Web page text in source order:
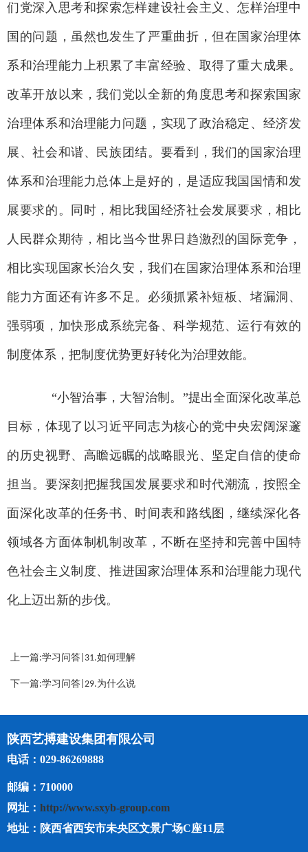
们党深入思考和探索怎样建设社会主义、怎样治理中
国的问题，虽然也发生了严重曲折，但在国家治理体
系和治理能力上积累了丰富经验、取得了重大成果。
改革开放以来，我们党以全新的角度思考和探索国家
治理体系和治理能力问题，实现了政治稳定、经济发
展、社会和谐、民族团结。要看到，我们的国家治理
体系和治理能力总体上是好的，是适应我国国情和发
展要求的。同时，相比我国经济社会发展要求，相比
人民群众期待，相比当今世界日趋激烈的国际竞争，
相比实现国家长治久安，我们在国家治理体系和治理
能力方面还有许多不足。必须抓紧补短板、堵漏洞、
强弱项，加快形成系统完备、科学规范、运行有效的
制度体系，把制度优势更好转化为治理效能。
“小智治事，大智治制。”提出全面深化改革总
目标，体现了以习近平同志为核心的党中央宏阔深邃
的历史视野、高瞻远瞩的战略眼光、坚定自信的使命
担当。要深刻把握我国发展要求和时代潮流，按照全
面深化改革的任务书、时间表和路线图，继续深化各
领域各方面体制机制改革，不断在坚持和完善中国特
色社会主义制度、推进国家治理体系和治理能力现代
化上迈出新的步伐。
上一篇:学习问答|31.如何理解
全面深化改革是有方向、有立
下一篇:学习问答|29.为什么说
陕西艺搏建设集团有限公司
电话：029-86269888
邮编：710000
网址： http://www.sxyb-group.com
地址：陕西省西安市未央区文景广场C座11层